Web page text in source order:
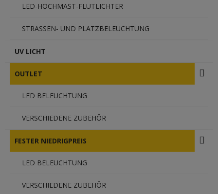
LED-HOCHMAST-FLUTLICHTER
STRASSEN- UND PLATZBELEUCHTUNG
UV LICHT
OUTLET
LED BELEUCHTUNG
VERSCHIEDENE ZUBEHÖR
FESTER NIEDRIGPREIS
LED BELEUCHTUNG
VERSCHIEDENE ZUBEHÖR